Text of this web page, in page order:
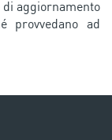
aggiornamento
provvedano ad